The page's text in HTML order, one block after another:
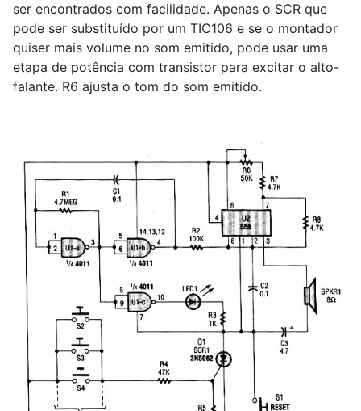
ser encontrados com facilidade. Apenas o SCR que
pode ser substituído por um TIC106 e se o montador
quiser mais volume no som emitido, pode usar uma
etapa de potência com transistor para excitar o alto-
falante. R6 ajusta o tom do som emitido.